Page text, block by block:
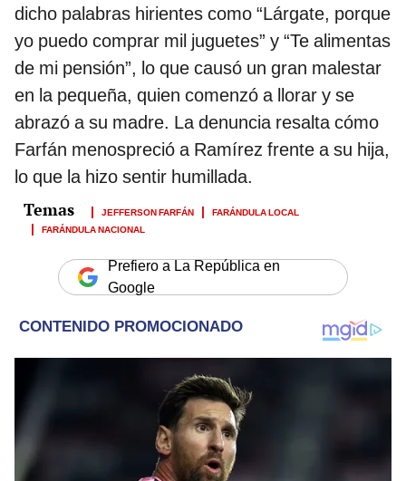
dicho palabras hirientes como “Lárgate, porque
yo puedo comprar mil juguetes” y “Te alimentas
de mi pensión”, lo que causó un gran malestar
en la pequeña, quien comenzó a llorar y se
abrazó a su madre. La denuncia resalta cómo
Farfán menospreció a Ramírez frente a su hija,
lo que la hizo sentir humillada.
JEFFERSON FARFÁN
FARÁNDULA LOCAL
FARÁNDULA NACIONAL
Prefiero a La República en
Google